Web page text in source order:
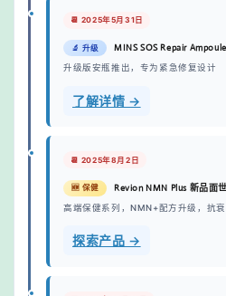
📆 2025年5月31日
🔬 升级 MINS SOS Repair
升级版安瓶推出，专为紧急修复设计
了解详情 →
📆 2025年8月2日
🆕 保健 Revion NMN Plus 新品面世
高端保健系列，NMN+配方升级，抗
探索产品 →